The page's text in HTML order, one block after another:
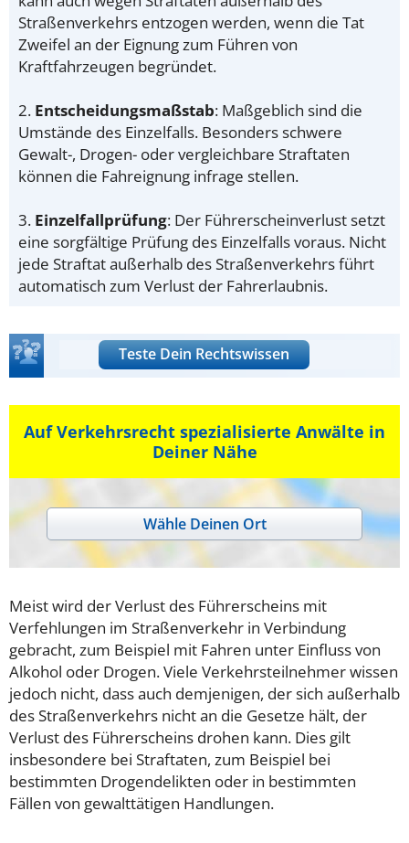
Straßenverkehrs entzogen werden, wenn die Tat
Zweifel an der Eignung zum Führen von
Kraftfahrzeugen begründet.
2. Entscheidungsmaßstab: Maßgeblich sind die
Umstände des Einzelfalls. Besonders schwere
Gewalt-, Drogen- oder vergleichbare Straftaten
können die Fahreignung infrage stellen.
3. Einzelfallprüfung: Der Führerscheinverlust setzt
eine sorgfältige Prüfung des Einzelfalls voraus. Nicht
jede Straftat außerhalb des Straßenverkehrs führt
automatisch zum Verlust der Fahrerlaubnis.
Teste Dein Rechtswissen
Auf Verkehrsrecht spezialisierte Anwälte in
Deiner Nähe
Wähle Deinen Ort
Meist wird der Verlust des Führerscheins mit
Verfehlungen im Straßenverkehr in Verbindung
gebracht, zum Beispiel mit Fahren unter Einfluss von
Alkohol oder Drogen. Viele Verkehrsteilnehmer wissen
jedoch nicht, dass auch demjenigen, der sich außerhalb
des Straßenverkehrs nicht an die Gesetze hält, der
Verlust des Führerscheins drohen kann. Dies gilt
insbesondere bei Straftaten, zum Beispiel bei
bestimmten Drogendelikten oder in bestimmten
Fällen von gewalttätigen Handlungen.